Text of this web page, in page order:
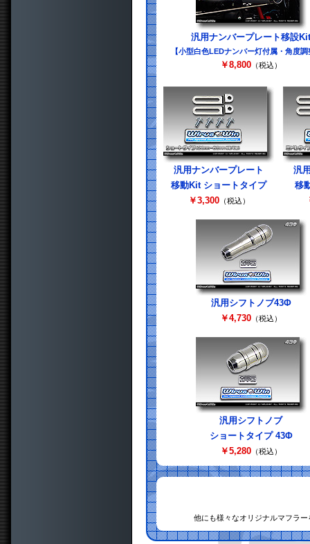
汎用ナンバープレート移設Kit
【小型白色LEDナンバー灯付属・角度調
￥8,800 （税込）
汎用ナンバープレート
移動Kit ショートタイプ
￥3,300（税込）
汎
移
汎用シフトノブ43Φ
￥4,730 （税込）
汎用シフトノブ
ショートタイプ 43Φ
￥5,280 （税込）
他にも様々なオリジナルマフラ